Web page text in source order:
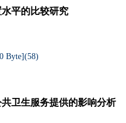
平的比较研究
Byte](58)
卫生服务提供的影响分析